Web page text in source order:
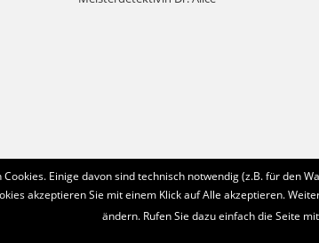
Einige davon sind technisch notwendig (z.B. für den
akzeptieren Sie mit einem Klick auf Alle akzeptieren.
ändern. Rufen Sie dazu einfach die Seite